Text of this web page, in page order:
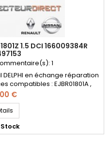
1.5 DCI 166009384R
1
en échange réparation
compatibles : EJBR01801A ,
, EJBR01801D , 8200365186 ,
8200206565 , 7711497153
Renault Nissan 1.5 dCi
€
Stock